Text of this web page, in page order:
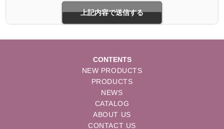
CONTENTS
NEW PRODUCTS
PRODUCTS
NEWS
CATALOG
ABOUT US
CONTACT US